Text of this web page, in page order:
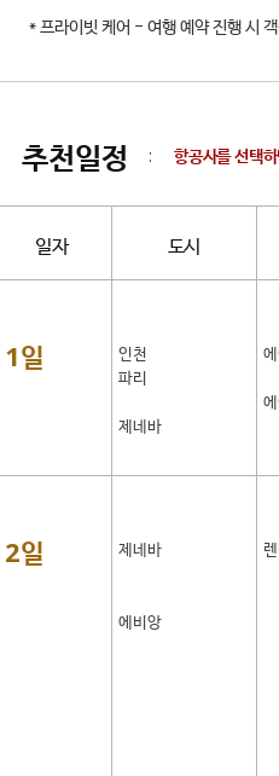
* 프라이빗 케어 - 여행 예약 진행 시
추천일정 : 항공사를 선택
일자 도시
1일
인천
파리
제네바
2일 제네바
에비앙